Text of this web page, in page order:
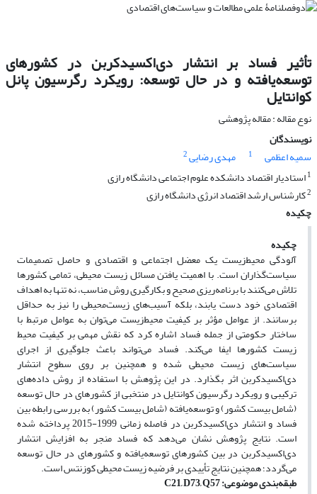
تأثیر فساد بر انتشار دی‌‌اکسید‌کربن در کشورهای
توسعه‌یافته و در حال ‌توسعه: رویکرد رگرسیون پانل
کوانتایل
نوع مقاله : مقاله پژوهشی
نویسندگان
سمیه اعظمی
1 مهدی رضایی2
1استادیار اقتصاد دانشکده علوم اجتماعی دانشگاه رازی
2کارشناس ارشد اقتصاد انرژی دانشگاه رازی
چکیده
چکیده
آلودگی محیط‌زیست یک معضل اجتماعی و اقتصادی و حاصل تصمیمات
سیاست‌گذاران است. با اهمیت یافتن مسائل زیست ‌محیطی، تمامی کشورها
تلاش می‌کنند با برنامه‌ریزی صحیح و بکارگیری روش مناسب، نه ‌تنها به اهداف
اقتصادی خود دست یابند، بلکه آسیب‌های زیست‌محیطی را نیز به حداقل
برسانند. از عوامل مؤثر بر کیفیت محیط‌زیست می‌توان به عوامل مرتبط با
ساختار حکومتی از جمله فساد اشاره کرد که نقش مهمی بر کیفیت محیط‌
زیست کشورها ایفا می‌کند. فساد می‌تواند باعث جلوگیری از اجرای
سیاست‌های زیست ‌محیطی شده و همچنین بر روی سطوح انتشار
دی‌اکسید‌کربن اثر بگذارد. در این پژوهش با استفاده از روش داده‌های
ترکیبی و رویکرد رگرسیون کوانتایل در منتخبی از کشورهای در حال ‌توسعه
(شامل بیست کشور) و توسعه‌یافته (شامل بیست کشور) به بررسی رابطه بین
فساد و انتشار دی‌اکسید‌کربن در فاصله زمانی 1999-2015 پرداخته ‌شده
است. نتایج پژوهش نشان می‌دهد که فساد منجر به افزایش انتشار
دی‌اکسید‌کربن در بین کشورهای توسعه‌یافته و کشورهای در حال ‌توسعه
می‌گردد؛ همچنین نتایج تأییدی بر فرضیه زیست‌ محیطی کوزنتس است.
طبقه‌بندی موضوعی:C21, D73, Q57